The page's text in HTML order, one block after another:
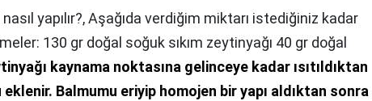
yapılır?,Aşağıda verdiğim miktarı istediğiniz kadar
130 gr doğal soğuk sıkım zeytinyağı 40 gr doğal
kaynama noktasına gelinceye kadar ısıtıldıktan
eklenir. Balmumu eriyip homojen bir yapı aldıktan sonra